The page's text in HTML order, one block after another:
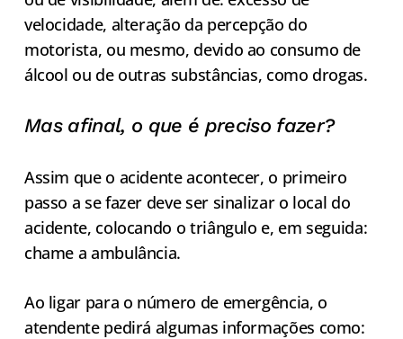
velocidade, alteração da percepção do
motorista, ou mesmo, devido ao consumo de
álcool ou de outras substâncias, como drogas.
Mas afinal, o que é preciso fazer?
Assim que o acidente acontecer, o primeiro
passo a se fazer deve ser sinalizar o local do
acidente, colocando o triângulo e, em seguida:
chame a ambulância.
Ao ligar para o número de emergência, o
atendente pedirá algumas informações como: